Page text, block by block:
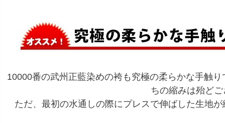
10000番の武州正藍染めの袴も究極の柔らかな手触
ちの縮みは殆ど
ただ、最初の水通しの際にプレスで伸ばした生地